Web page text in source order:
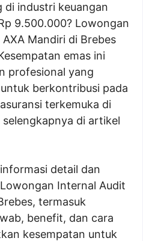
di industri keuangan
9.500.000? Lowongan
Mandiri di Brebes
emas ini
profesional yang
berkontribusi pada
terkemuka di
di artikel
detail dan
Internal Audit
termasuk
benefit, dan cara
kesempatan untuk